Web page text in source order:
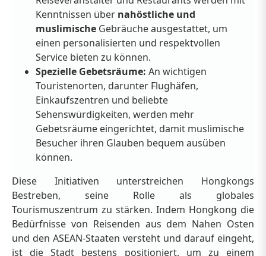
Kenntnissen über nahöstliche und
muslimische Gebräuche ausgestattet, um
einen personalisierten und respektvollen
Service bieten zu können.
Spezielle Gebetsräume: An wichtigen
Touristenorten, darunter Flughäfen,
Einkaufszentren und beliebte
Sehenswürdigkeiten, werden mehr
Gebetsräume eingerichtet, damit muslimische
Besucher ihren Glauben bequem ausüben
können.
Diese Initiativen unterstreichen Hongkongs
Bestreben, seine Rolle als globales
Tourismuszentrum zu stärken. Indem Hongkong die
Bedürfnisse von Reisenden aus dem Nahen Osten
und den ASEAN-Staaten versteht und darauf eingeht,
ist die Stadt bestens positioniert, um zu einem